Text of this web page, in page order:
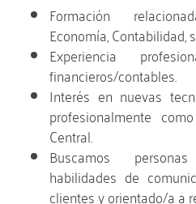
Formación
Economía, Contabilidad,
Experiencia
financieros/contables.
Interés en nuevas
profesionalmente
Central.
Buscamos
habilidades de
clientes y orientado/a a